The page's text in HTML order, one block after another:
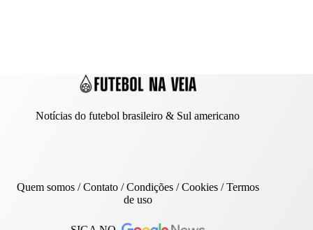
Notícias do futebol brasileiro & Sul americano
Quem somos/Contato/ Condições /Cookies/Termos
de uso